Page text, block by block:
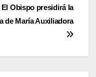
El Obispo presidirá la
de María Auxiliadora